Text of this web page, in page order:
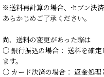
※送料再計算の場合、セブン決
あらかじめご了承ください。
尚、送料の変更があった際は
○ 銀行振込の場合： 送料を確定
ます。
○ カード決済の場合： 返金処理